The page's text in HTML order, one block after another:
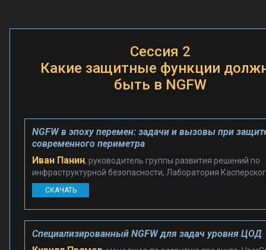
Сессия 2
Какие защитные функции
быть в NGFW
NGFW в эпоху перемен: задачи и вызовы при
современного периметра
Иван Панин, руководитель группы развития решений по
инфраструктурной безопасности, Лаборатория
СКАЧАТЬ
Специализированный NGFW для задач уровня ЦОД